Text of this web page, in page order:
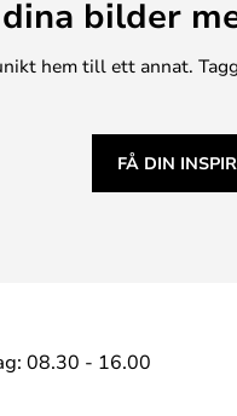
bilder
hem till ett annat.
FÅ DIN
08.30 - 16.00